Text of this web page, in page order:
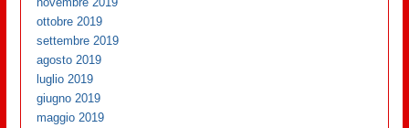
ottobre 2019
settembre 2019
agosto 2019
luglio 2019
giugno 2019
maggio 2019